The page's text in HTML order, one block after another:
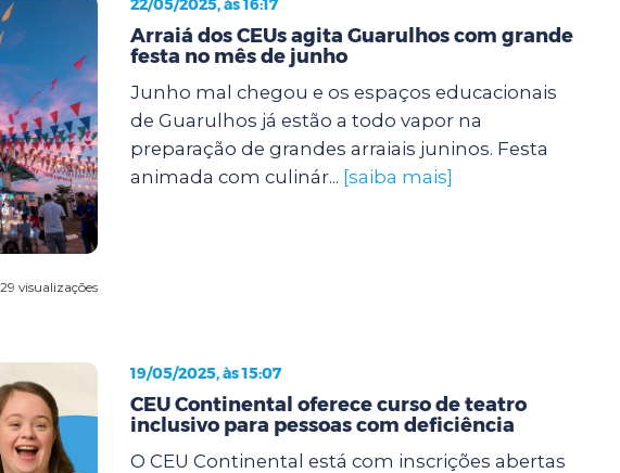
visualizações
22/05/2025, às 16:17
Arraiá dos CEUs agita Guarulhos com grande
festa no mês de junho
Junho mal chegou e os espaços educacionais
de Guarulhos já estão a todo vapor na
preparação de grandes arraiais juninos. Festa
animada com culinár... [saiba mais]
19/05/2025, às 15:07
CEU Continental oferece curso de teatro
inclusivo para pessoas com deficiência
O CEU Continental está com inscrições abertas